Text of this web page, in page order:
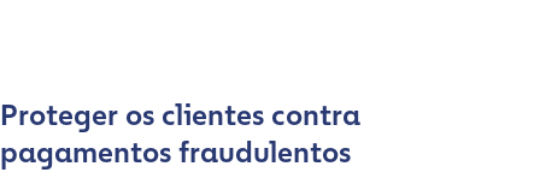
Proteger os clientes contra
pagamentos fraudulentos